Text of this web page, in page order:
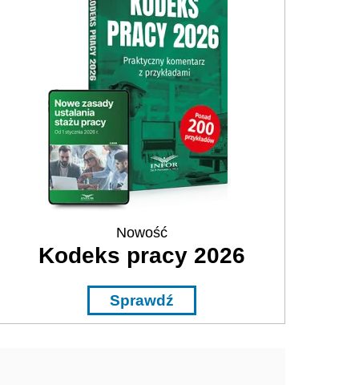
Nowość
Kodeks pracy 2026
Sprawdź